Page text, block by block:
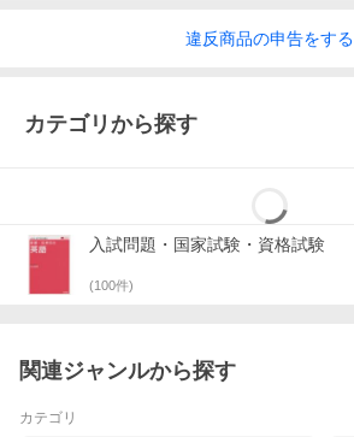
違反商品の申告をする
カテゴリから探す
入試問題・国家試験・資格試験
(100件)
関連ジャンルから探す
カテゴリ